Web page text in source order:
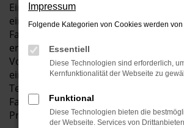
Ein Ford-Transit Courier
eine hervorragende Gelegenheit, ein
Fahrzeug zu einem besonders
erwerben. Diese Fahrzeuge wurden
Vorführwagen genutzt und sind in
einwandfreien Zustand. Sie
Technik, hoher Ausstattung und
Fahrgefühl – und das zu einem
Preis als ein Neuwagen.
Impressum
Folgende Kategorien von Cookies werden
Essentiell
Diese Technologien sind erforderlich,
Kernfunktionalität der Webseite zu
Funktional
Diese Technologien bieten die
der Webseite. Services von